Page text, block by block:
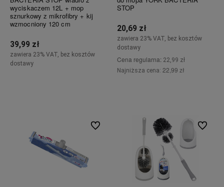
wyciskaczem 12L + mop
sznurkowy z mikrofibry + kij
wzmocniony 120 cm
39,99 zł
zawiera 23% VAT, bez kosztów
dostawy
STOP
20,69 zł
zawiera 23% VAT, bez kosztów
dostawy
Cena regularna: 22,99 zł
Najniższa cena: 22,99 zł
Do ulubionych Do